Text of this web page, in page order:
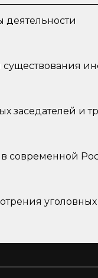
заседателей и
современной